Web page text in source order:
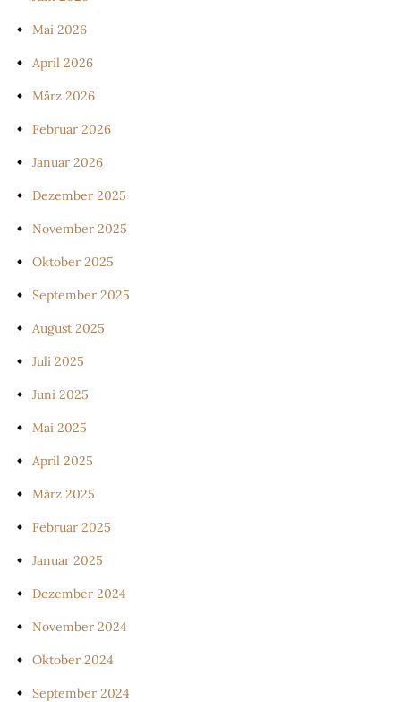
Mai 2026
April 2026
März 2026
Februar 2026
Januar 2026
Dezember 2025
November 2025
Oktober 2025
September 2025
August 2025
Juli 2025
Juni 2025
Mai 2025
April 2025
März 2025
Februar 2025
Januar 2025
Dezember 2024
November 2024
Oktober 2024
September 2024